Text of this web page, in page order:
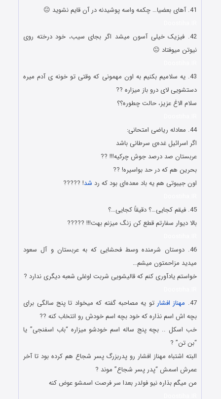
41. آهای بعضیا… چکمه واسه پوشیدنه در آن قایم نشوید 😐
42. فیزیک خیلی آسون میشد اگر بجای سیب، خود درخته روی
نیوتن میوفتاد 😐
43. یه سلامیم بکنیم به اون مهمونی که وقتی تو خونه ی آدم میره
دستشویی لای درو باز میزاره ??
سلام الاغ عزیز، حالت چطوره؟؟
44. معادله ریاضی امتحانی:
اگر اسرائیل غده‌ی سرطانی باشد
عربستان صد درصد جوش چرکیه!!! ??
بحرین هم که در حد بواسیره! ??
اون جیبوتی هم یه باد معده‌ای بود که رد شد! ?????
45. فیقم کجایى…؟ دقیقاً کجایى…؟
بالا دیوار سفارتم قطع کن زنگ میزنم بهت!!! ?????
46. ﺩﻭﺳﺘﺎﻥ ﺷﺮﻣﻨﺪﻩ ﻭﺳﻂ ﻓﺤﺸﺎﯾﯽ ﮐﻪ ﺑﻪ ﻋﺮﺑﺴﺘﺎﻥ ﻭ آﻝ ﺳﻌﻮﺩ
ﻣﻴﺪﻳﺪ ﻣﺰﺍﺣﻤﺘﻮﻥ ﻣﻴﺸﻢ…
ﺧﻮﺍﺳﺘﻢ ﯾﺎﺩﺁﻭﺭﯼ ﮐﻨﻢ ﮐﻪ ﻗﺎﻟﯿﺸﻮﯾﯽ ﺷﺮﺑﺖ ﺍﻭﻏﻠﯽ ﺷﻌﺒﻪ ﺩﯾﮕﺮﯼ ﻧﺪﺍﺭﺩ ?
47. ﻣﻬﻨﺎﺯ ﺍﻓﺸﺎﺭ ﺗﻮ ﯾﻪ ﻣﺼﺎﺣﺒﻪ ﮔﻔﺘﻪ ﮐﻪ ﻣﯿﺨﻮﺍﺩ ﺗﺎ ﭘﻨﺞ ﺳﺎﻟﮕﯽ ﺑﺮﺍﯼ
ﺑﭽﻪ ﺍﺵ ﺍﺳﻢ ﻧﺬﺍﺭﻩ ﮐﻪ ﺧﻮﺩ ﺑﭽﻪ ﺍﺳﻢ ﺧﻮﺩﺵ ﺭﻭ ﺍﻧﺘﺨﺎﺏ ﮐﻨﻪ ??
ﺧﺐ اسکل .. ﺑﭽﻪ ﭘﻨﺞ ﺳﺎﻟﻪ ﺍﺳﻢ ﺧﻮﺩﺷﻮ ﻣﯿﺰﺍﺭﻩ “ﺑﺎﺏ ﺍﺳﻔﻨﺠﯽ” ﯾﺎ
“ﺑﻦ ﺗﻦ” ?
ﺍﻟﺒﺘﻪ ﺍﺷﺘﺒﺎﻩ ﻣﻬﻨﺎﺯ ﺍﻓﺸﺎﺭ ﺭﻭ ﭘﺪﺭﺑﺰﺭﮒ ﭘﺴﺮ ﺷﺠﺎﻉ ﻫﻢ ﻛﺮﺩﻩ ﺑﻮﺩ ﺗﺎ ﺁﺧﺮ
ﻋﻤﺮﺵ ﺍﺳﻤﺶ “ﭘﺪﺭ ﭘﺴﺮ ﺷﺠﺎﻉ” ﻣﻮﻧﺪ ?
من میگم بذاره نیو فولدر بعدا سر فرصت اسمشو عوض کنه